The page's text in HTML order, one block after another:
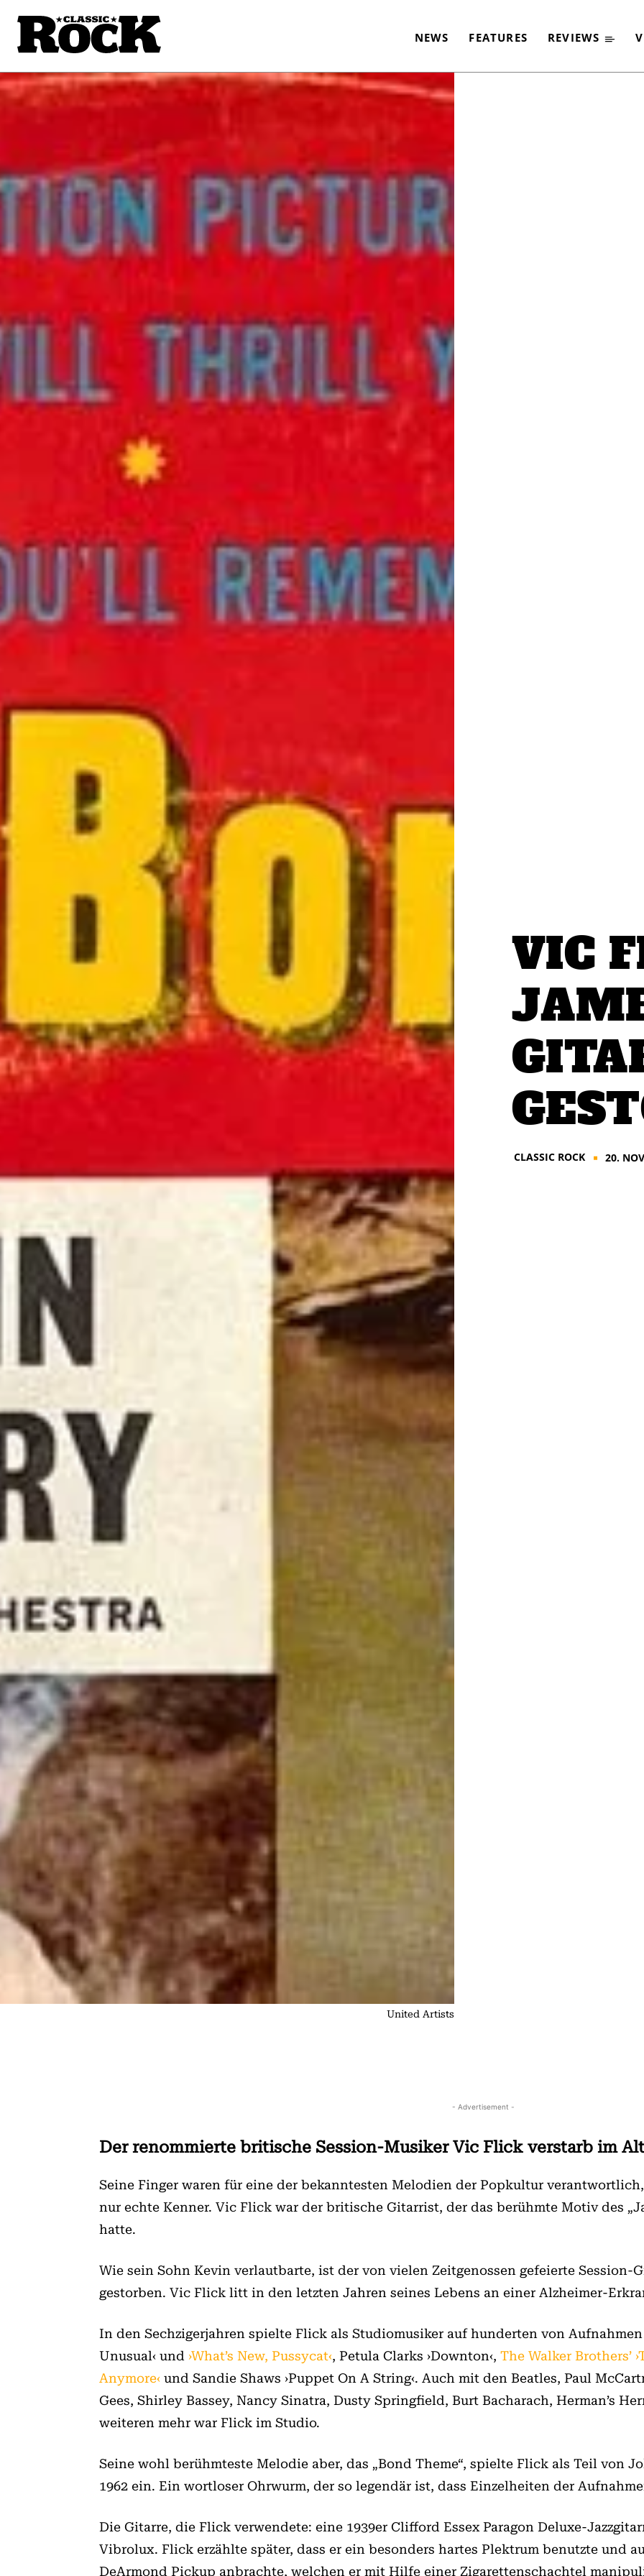
NEWS FEATURES REVIEWS
CLASSIC ROCK - 20. NOVEMBER 2024
United Artists
VIC
CLASSIC ROCK ■ 20.
- Advertisement -
Der renommierte britische Session-Musiker Vic Flick verstarb im
Seine Finger waren für eine der bekanntesten Melodien der Popkultur
nur echte Kenner. Vic Flick war der britische Gitarrist, der das berühmte Motiv des
hatte.
Wie sein Sohn Kevin verlautbarte, ist der von vielen Zeitgenossen gefeierte Session-
gestorben. Vic Flick litt in den letzten Jahren seines Lebens an einer Alzheimer-
In den Sechzigerjahren spielte Flick als Studiomusiker auf hunderten von Aufnahmen
Unusual‹ und ›What’s New, Pussycat‹, Petula Clarks ›Downton‹, The Walker Brothers’
Anymore‹ und Sandie Shaws ›Puppet On A String‹. Auch mit den Beatles, Paul
Gees, Shirley Bassey, Nancy Sinatra, Dusty Springfield, Burt Bacharach, Herman’s
weiteren mehr war Flick im Studio.
Seine wohl berühmteste Melodie aber, das „Bond Theme“, spielte Flick als Teil von
1962 ein. Ein wortloser Ohrwurm, der so legendär ist, dass Einzelheiten der
Die Gitarre, die Flick verwendete: eine 1939er Clifford Essex Paragon Deluxe-
Vibrolux. Flick erzählte später, dass er ein besonders hartes Plektrum benutzte und
DeArmond Pickup anbrachte, welchen er mit Hilfe einer Zigarettenschachtel